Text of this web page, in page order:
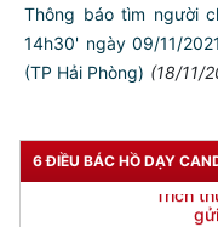
Thông báo tìm người
14h30' ngày 09/11/
(TP Hải Phòng) (18/11/
6 ĐIỀU BÁC HỒ DẠY